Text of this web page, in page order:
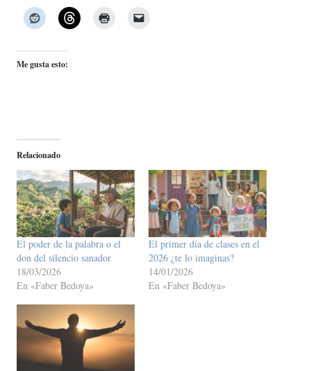
Me gusta esto:
Relacionado
El poder de la palabra o el
don del silencio sanador
18/03/2026
En «Faber Bedoya»
El primer día de clases en el
2026 ¿te lo imaginas?
14/01/2026
En «Faber Bedoya»